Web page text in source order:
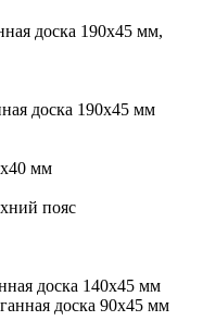
доска 190х45 мм,
доска 190x45 мм
мм
пояс
доска 140х45 мм
доска 90х45 мм